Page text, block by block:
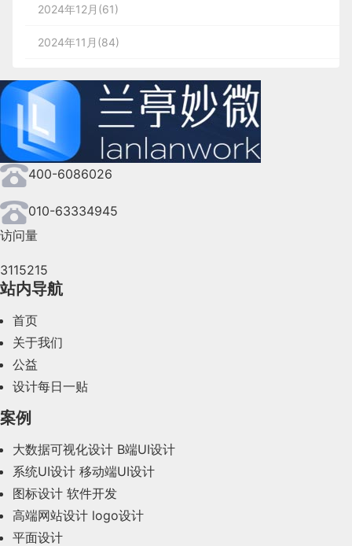
2024年12月(61)
2024年11月(84)
2024年9月(144)
2024年8月(164)
2024年7月(107)
2024年6月(63)
2024年4月(44)
2024年2月(58)
2023年10月(14)
2023年8月(88)
400-6086026
010-63334945
访问量
3115215
站内导航
首页
关于我们
公益
设计每日一贴
案例
大数据可视化设计 B端UI设计
系统UI设计 移动端UI设计
图标设计 软件开发
高端网站设计 logo设计
平面设计